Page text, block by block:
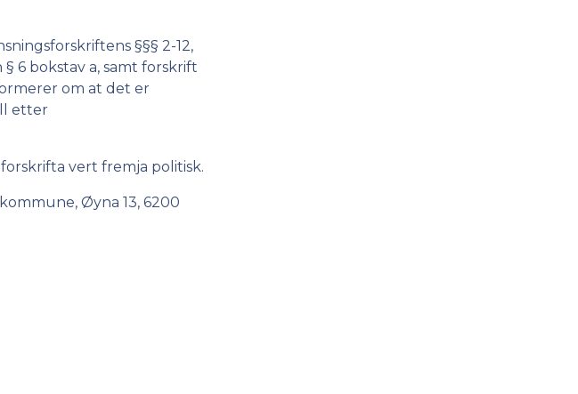
§§§ 2-12,
6 bokstav a, samt forskrift
om at det er
etter
vert fremja politisk.
Øyna 13, 6200